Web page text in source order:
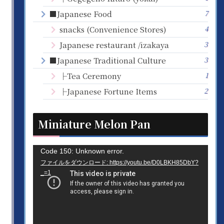
■Japanese Food 7
snacks (Convenience Stores) 4
Japanese restaurant /izakaya 3
■Japanese Traditional Culture 3
├Tea Ceremony 1
├Japanese Fortune Items 2
Miniature Melon Pan
動
画
Code 150: Unknown error.
ファイルをダウンロード: https://youtu.be/D0LBKH85DbY?
_=1